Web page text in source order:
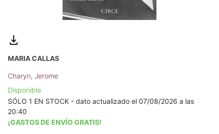
MARIA CALLAS
Charyn, Jerome
Disponible
SÓLO 1 EN STOCK - dato actualizado el 07/08/2026 a las
20:40
¡GASTOS DE ENVÍO GRATIS!